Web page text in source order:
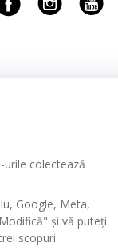
Limbă
RO
colectează
Google, Meta,
și vă puteți
scopuri.